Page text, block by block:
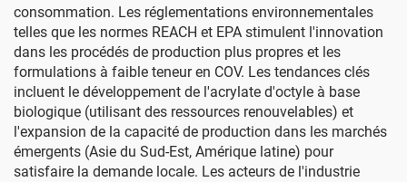
consommation. Les réglementations environnementales
telles que les normes REACH et EPA stimulent l'innovation
dans les procédés de production plus propres et les
formulations à faible teneur en COV. Les tendances clés
incluent le développement de l'acrylate d'octyle à base
biologique (utilisant des ressources renouvelables) et
l'expansion de la capacité de production dans les marchés
émergents (Asie du Sud-Est, Amérique latine) pour
satisfaire la demande locale. Les acteurs de l'industrie